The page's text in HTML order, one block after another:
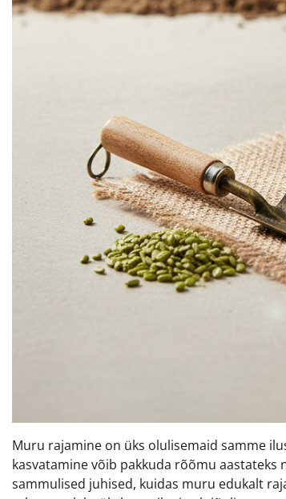
Muru rajamine on üks olulisemaid samme
kasvatamine võib pakkuda rõõmu aastateks
sammulised juhised, kuidas muru edukalt